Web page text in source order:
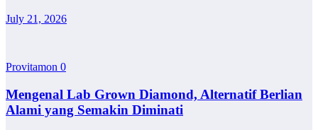
July 21, 2026
Provitamon 0
Mengenal Lab Grown Diamond, Alternatif Berlian
Alami yang Semakin Diminati